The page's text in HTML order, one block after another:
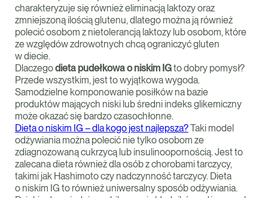
charakteryzuje się również eliminacją laktozy oraz
zmniejszoną ilością glutenu, dlatego można ją również
polecić osobom z nietolerancją laktozy lub osobom, które
ze względów zdrowotnych chcą ograniczyć gluten
w diecie.
Dlaczegodieta pudełkowa o niskim IGto dobry pomysł?
Przede wszystkim, jest to wyjątkowa wygoda.
Samodzielne komponowanie posiłków na bazie
produktów mających niski lub średni indeks glikemiczny
może okazać się bardzo czasochłonne.
Dieta o niskim IG – dla kogo jest najlepsza?Taki model
odżywiania można polecić nie tylko osobom ze
zdiagnozowaną cukrzycą lub insulinoopornością. Jest to
zalecana dieta również dla osób z chorobami tarczycy,
takimi jak Hashimoto czy nadczynność tarczycy. Dieta
o niskim IG to również uniwersalny sposób odżywiania.